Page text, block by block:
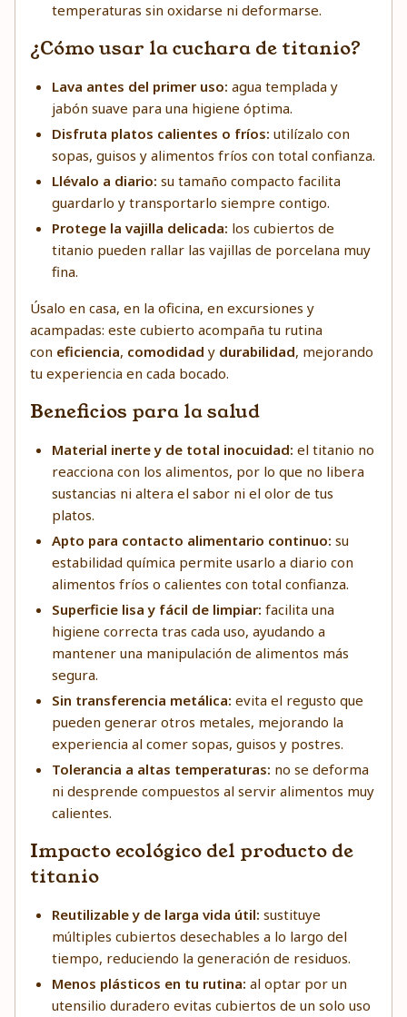
temperaturas sin oxidarse ni deformarse.
¿Cómo usar la cuchara de titanio?
Lava antes del primer uso: agua templada y
jabón suave para una higiene óptima.
Disfruta platos calientes o fríos: utilízalo con
sopas, guisos y alimentos fríos con total confianza.
Llévalo a diario: su tamaño compacto facilita
guardarlo y transportarlo siempre contigo.
Protege la vajilla delicada: los cubiertos de
titanio pueden rallar las vajillas de porcelana muy
fina.
Úsalo en casa, en la oficina, en excursiones y
acampadas: este cubierto acompaña tu rutina
con eficiencia, comodidad y durabilidad, mejorando
tu experiencia en cada bocado.
Beneficios para la salud
Material inerte y de total inocuidad: el titanio no
reacciona con los alimentos, por lo que no libera
sustancias ni altera el sabor ni el olor de tus
platos.
Apto para contacto alimentario continuo: su
estabilidad química permite usarlo a diario con
alimentos fríos o calientes con total confianza.
Superficie lisa y fácil de limpiar: facilita una
higiene correcta tras cada uso, ayudando a
mantener una manipulación de alimentos más
segura.
Sin transferencia metálica: evita el regusto que
pueden generar otros metales, mejorando la
experiencia al comer sopas, guisos y postres.
Tolerancia a altas temperaturas: no se deforma
ni desprende compuestos al servir alimentos muy
calientes.
Impacto ecológico del producto de
titanio
Reutilizable y de larga vida útil: sustituye
múltiples cubiertos desechables a lo largo del
tiempo, reduciendo la generación de residuos.
Menos plásticos en tu rutina: al optar por un
utensilio duradero evitas cubiertos de un solo uso